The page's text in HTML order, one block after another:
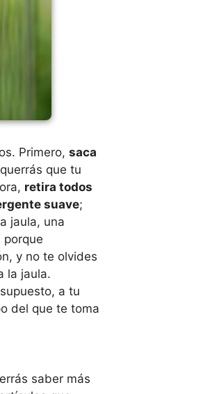
Primero, saca
que tu
retira todos
suave;
jaula, una
porque
y no te olvides
la jaula.
a tu
del que te toma
saber más